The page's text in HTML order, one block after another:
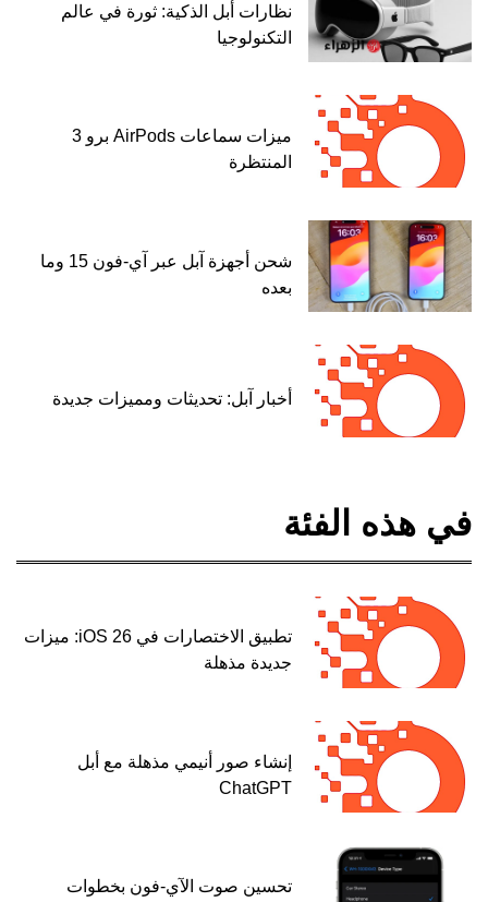
نظارات أبل الذكية: ثورة في عالم
التكنولوجيا
ميزات سماعات AirPods برو 3
المنتظرة
شحن أجهزة آبل عبر آي-فون 15 وما
بعده
أخبار آبل: تحديثات ومميزات جديدة
في هذه الفئة
تطبيق الاختصارات في iOS 26: ميزات
جديدة مذهلة
إنشاء صور أنيمي مذهلة مع أبل
ChatGPT
تحسين صوت الآي-فون بخطوات